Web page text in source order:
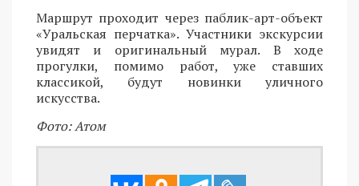
Маршрут проходит через паблик-арт-объект
«Уральская перчатка». Участники экскурсии
увидят и оригинальный мурал. В ходе
прогулки, помимо работ, уже ставших
классикой, будут новинки уличного
искусства.
Фото: Атом